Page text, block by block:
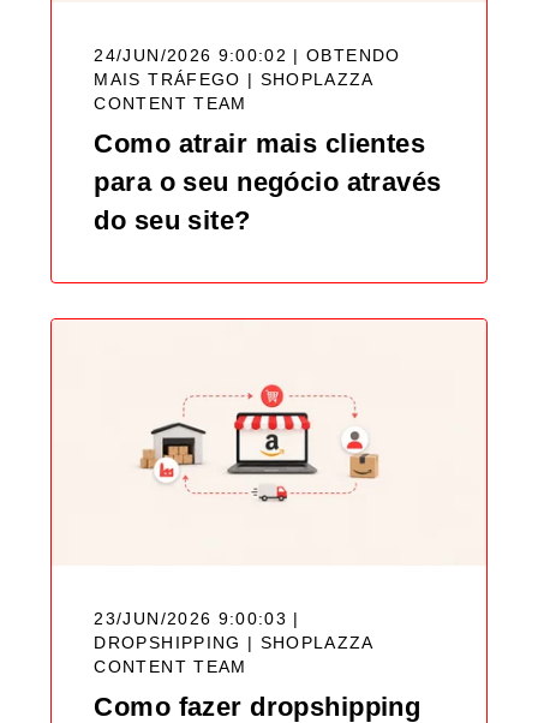
24/JUN/2026 9:00:02 | OBTENDO
MAIS TRÁFEGO | SHOPLAZZA
CONTENT TEAM
Como atrair mais clientes
para o seu negócio através
do seu site?
23/JUN/2026 9:00:03 |
DROPSHIPPING | SHOPLAZZA
CONTENT TEAM
Como fazer dropshipping